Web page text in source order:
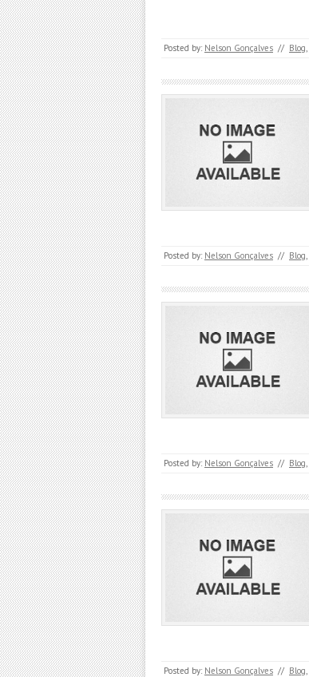
Posted by: Nelson Gonçalves // Blog,
Posted by: Nelson Gonçalves // Blog,
Posted by: Nelson Gonçalves // Blog,
Posted by: Nelson Gonçalves // Blog,